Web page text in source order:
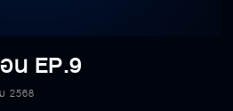
น EP.9
2568